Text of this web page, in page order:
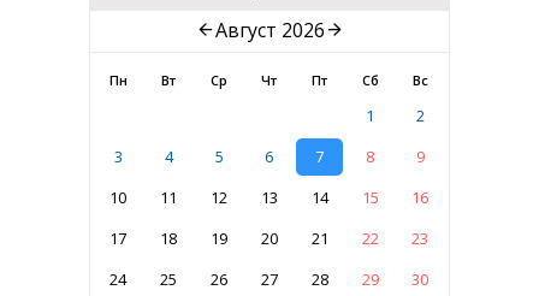
Август 2026
Пн Вт Ср Чт Пт Сб Вс
1
2
3
4 5 6 7 8
9
10
11 12 13 14 15
16
17
18 19 20 21 22
23
24
25 26 27 28 29 30